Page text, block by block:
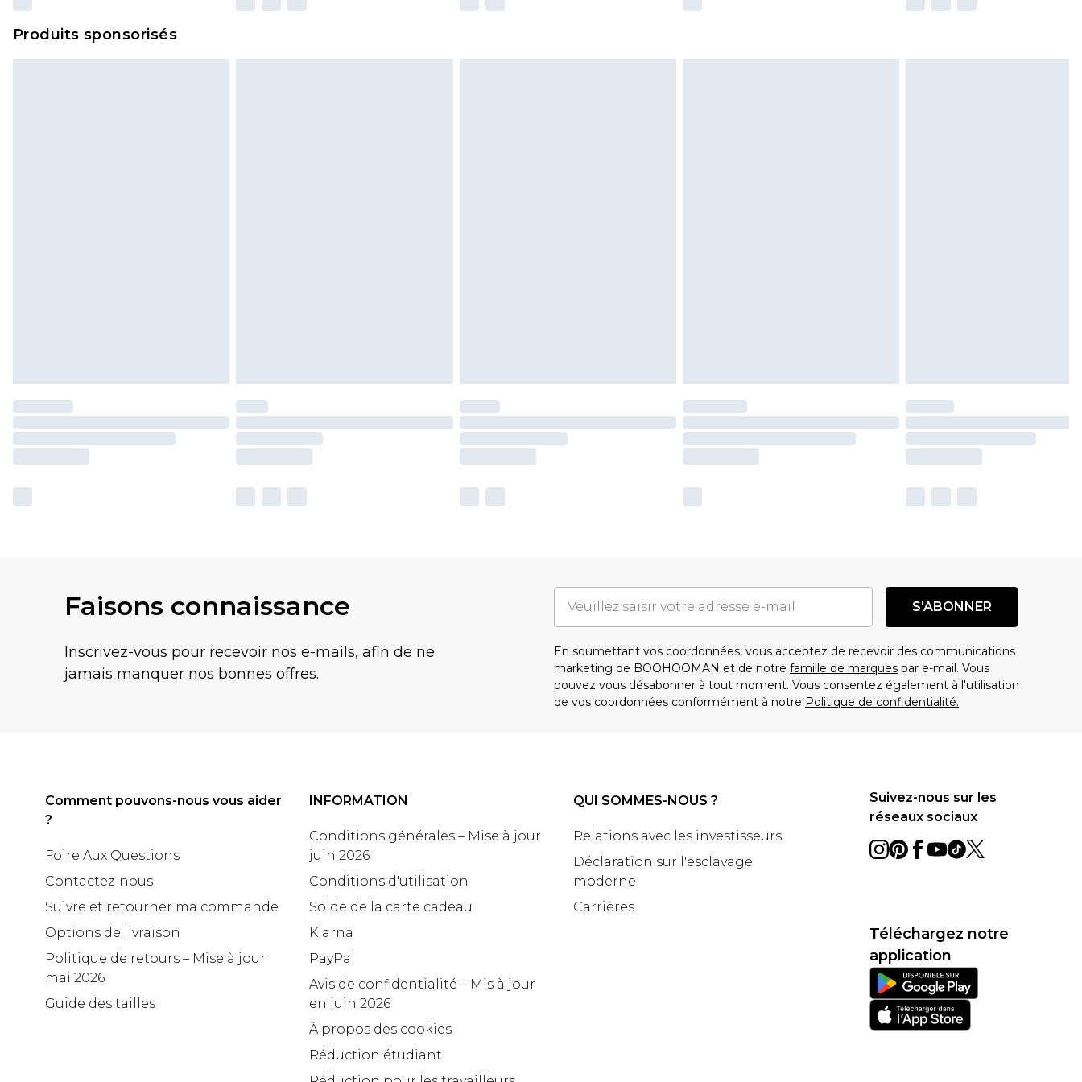
Produits sponsorisés
Faisons connaissance
Inscrivez-vous pour recevoir nos e-mails, afin de ne
jamais manquer nos bonnes offres.
S'ABONNER
En soumettant vos coordonnées, vous acceptez de recevoir des communications
marketing de BOOHOOMAN et de notre famille de marques par e-mail. Vous
pouvez vous désabonner à tout moment. Vous consentez également à l'utilisation
de vos coordonnées conformément à notre Politique de confidentialité.
Comment pouvons-nous vous aider
?
Foire Aux Questions
Contactez-nous
Suivre et retourner ma commande
Options de livraison
Politique de retours – Mise à jour
mai 2026
Guide des tailles
INFORMATION
Conditions générales – Mise à jour
juin 2026
Conditions d'utilisation
Solde de la carte cadeau
Klarna
PayPal
Avis de confidentialité – Mis à jour
en juin 2026
À propos des cookies
Réduction étudiant
QUI SOMMES-NOUS ?
Relations avec les investisseurs
Déclaration sur l'esclavage
moderne
Carrières
Suivez-nous sur les
réseaux sociaux
Téléchargez notre
application